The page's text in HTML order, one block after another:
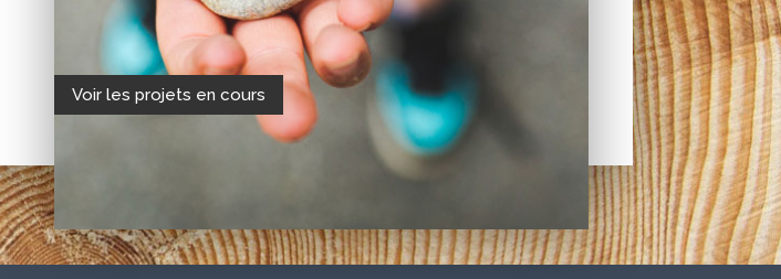
Voir les projets en cours